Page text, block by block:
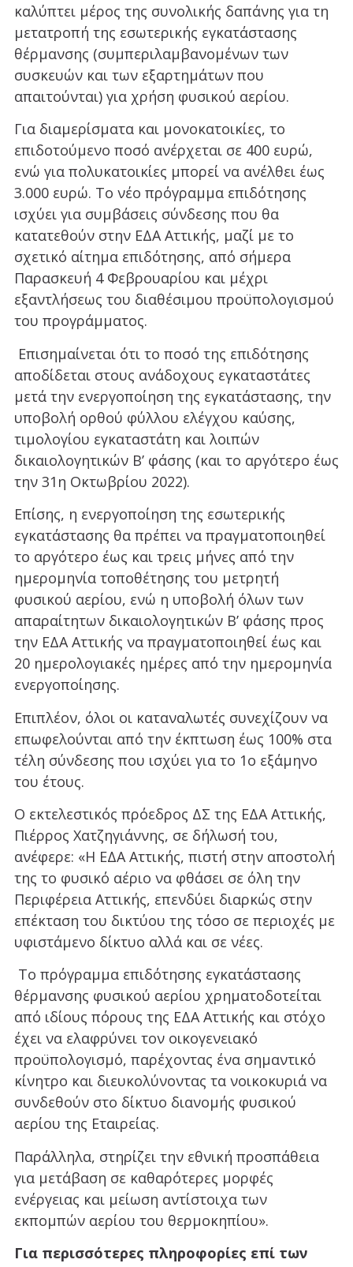
καλύπτει μέρος της συνολικής δαπάνης για τη
μετατροπή της εσωτερικής εγκατάστασης
θέρμανσης (συμπεριλαμβανομένων των
συσκευών και των εξαρτημάτων που
απαιτούνται) για χρήση φυσικού αερίου.
Για διαμερίσματα και μονοκατοικίες, το
επιδοτούμενο ποσό ανέρχεται σε 400 ευρώ,
ενώ για πολυκατοικίες μπορεί να ανέλθει έως
3.000 ευρώ. Το νέο πρόγραμμα επιδότησης
ισχύει για συμβάσεις σύνδεσης που θα
κατατεθούν στην ΕΔΑ Αττικής, μαζί με το
σχετικό αίτημα επιδότησης, από σήμερα
Παρασκευή 4 Φεβρουαρίου και μέχρι
εξαντλήσεως του διαθέσιμου προϋπολογισμού
του προγράμματος.
Επισημαίνεται ότι το ποσό της επιδότησης
αποδίδεται στους ανάδοχους εγκαταστάτες
μετά την ενεργοποίηση της εγκατάστασης, την
υποβολή ορθού φύλλου ελέγχου καύσης,
τιμολογίου εγκαταστάτη και λοιπών
δικαιολογητικών Β’ φάσης (και το αργότερο έως
την 31η Οκτωβρίου 2022).
Επίσης, η ενεργοποίηση της εσωτερικής
εγκατάστασης θα πρέπει να πραγματοποιηθεί
το αργότερο έως και τρεις μήνες από την
ημερομηνία τοποθέτησης του μετρητή
φυσικού αερίου, ενώ η υποβολή όλων των
απαραίτητων δικαιολογητικών Β’ φάσης προς
την ΕΔΑ Αττικής να πραγματοποιηθεί έως και
20 ημερολογιακές ημέρες από την ημερομηνία
ενεργοποίησης.
Επιπλέον, όλοι οι καταναλωτές συνεχίζουν να
επωφελούνται από την έκπτωση έως 100% στα
τέλη σύνδεσης που ισχύει για το 1ο εξάμηνο
του έτους.
Ο εκτελεστικός πρόεδρος ΔΣ της ΕΔΑ Αττικής,
Πιέρρος Χατζηγιάννης, σε δήλωσή του,
ανέφερε: «Η ΕΔΑ Αττικής, πιστή στην αποστολή
της το φυσικό αέριο να φθάσει σε όλη την
Περιφέρεια Αττικής, επενδύει διαρκώς στην
επέκταση του δικτύου της τόσο σε περιοχές με
υφιστάμενο δίκτυο αλλά και σε νέες.
Το πρόγραμμα επιδότησης εγκατάστασης
θέρμανσης φυσικού αερίου χρηματοδοτείται
από ιδίους πόρους της ΕΔΑ Αττικής και στόχο
έχει να ελαφρύνει τον οικογενειακό
προϋπολογισμό, παρέχοντας ένα σημαντικό
κίνητρο και διευκολύνοντας τα νοικοκυριά να
συνδεθούν στο δίκτυο διανομής φυσικού
αερίου της Εταιρείας.
Παράλληλα, στηρίζει την εθνική προσπάθεια
για μετάβαση σε καθαρότερες μορφές
ενέργειας και μείωση αντίστοιχα των
εκπομπών αερίου του θερμοκηπίου».
Για περισσότερες πληροφορίες επί των